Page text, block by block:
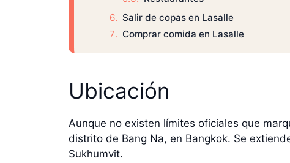
Salir de copas en Lasalle
Comprar comida en Lasalle
Ubicación
Aunque no existen límites oficiales que
distrito de Bang Na, en Bangkok. Se
Sukhumvit.